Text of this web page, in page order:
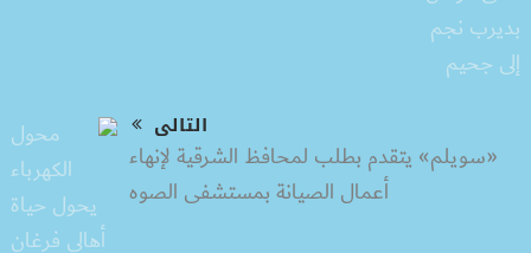
التالى
«سويلم» يتقدم بطلب لمحافظ الشرقية لإنهاء
أعمال الصيانة بمستشفى الصوه